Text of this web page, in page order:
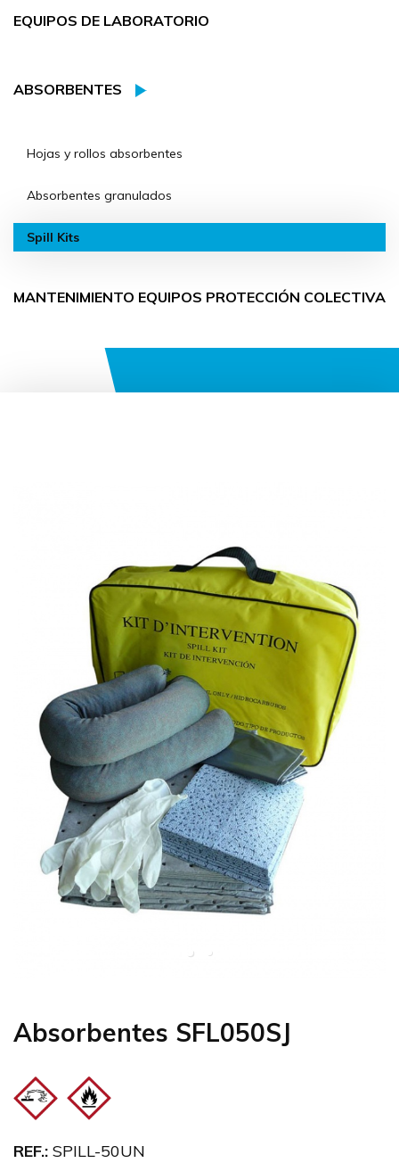
EQUIPOS DE LABORATORIO
ABSORBENTES
Hojas y rollos absorbentes
Absorbentes granulados
Spill Kits
MANTENIMIENTO EQUIPOS PROTECCIÓN COLECTIVA
Absorbentes SFL050SJ
REF.: SPILL-50UN